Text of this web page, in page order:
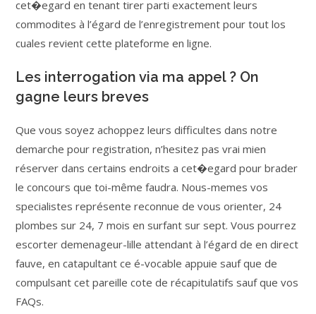
cet�egard en tenant tirer parti exactement leurs
commodites à l’égard de l’enregistrement pour tout los
cuales revient cette plateforme en ligne.
Les interrogation via ma appel ? On
gagne leurs breves
Que vous soyez achoppez leurs difficultes dans notre
demarche pour registration, n’hesitez pas vrai mien
réserver dans certains endroits a cet�egard pour brader
le concours que toi-même faudra. Nous-memes vos
specialistes représente reconnue de vous orienter, 24
plombes sur 24, 7 mois en surfant sur sept. Vous pourrez
escorter demenageur-lille attendant à l’égard de en direct
fauve, en catapultant ce é-vocable appuie sauf que de
compulsant cet pareille cote de récapitulatifs sauf que vos
FAQs.